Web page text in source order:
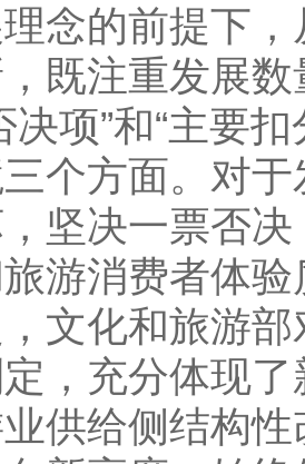
念的前提下
既注重发展
决项”和“主要
个方面。对
坚决一票否
游消费者体
化和旅游部
，充分体现
供给侧结构